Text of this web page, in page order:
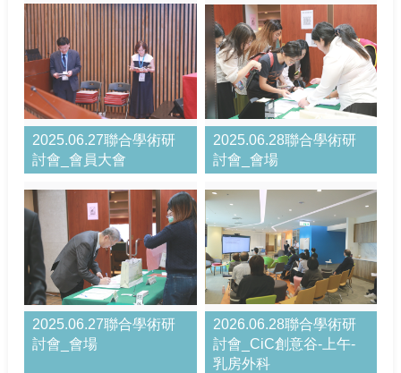
2025.06.27聯合學術研
討會_會員大會
2025.06.28聯合學術研
討會_會場
2025.06.27聯合學術研
討會_會場
2026.06.28聯合學術研
討會_CiC創意谷-上午-
乳房外科